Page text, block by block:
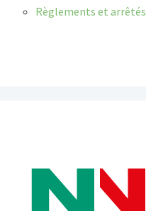
Règlements et arrêtés